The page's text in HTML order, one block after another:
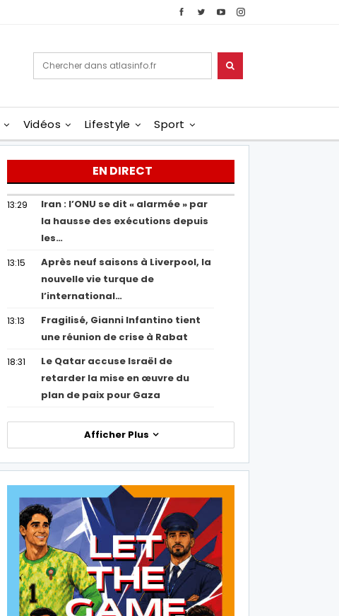
Vidéos Lifestyle Sport
EN DIRECT
13:29
Iran : l’ONU se dit « alarmée » par
la hausse des exécutions depuis
les…
13:15
Après neuf saisons à Liverpool, la
nouvelle vie turque de
l’international…
13:13
Fragilisé, Gianni Infantino tient
une réunion de crise à Rabat
18:31
Le Qatar accuse Israël de
retarder la mise en œuvre du
plan de paix pour Gaza
Afficher Plus